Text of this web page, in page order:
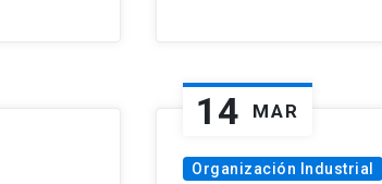
14 MAR
Organización Industrial